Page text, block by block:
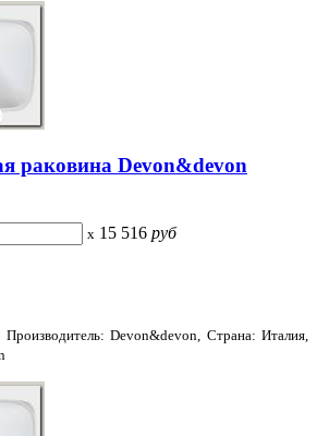
раковина Devon&devon
x 15 516 руб
Devon&devon, Страна: Италия,